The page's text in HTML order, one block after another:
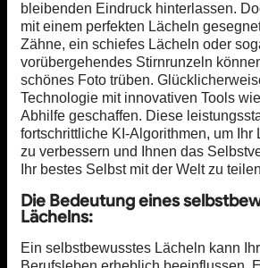
bleibenden Eindruck hinterlassen.
mit einem perfekten Lächeln
Zähne, ein schiefes Lächeln oder
vorübergehendes Stirnrunzeln
schönes Foto trüben.
Technologie mit innovativen Tools
Abhilfe geschaffen. Diese
fortschrittliche KI-Algorithmen, um Ihr
zu verbessern und Ihnen das
Ihr bestes Selbst mit der Welt zu
Die Bedeutung eines
Lächelns:
Ein selbstbewusstes Lächeln kann